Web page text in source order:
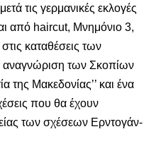
τις γερμανικές εκλογές
από haircut, Μνημόνιο 3,
καταθέσεις των
αναγνώριση των Σκοπίων
της Μακεδονίας’’ και ένα
που θα έχουν
των σχέσεων Ερντογάν-